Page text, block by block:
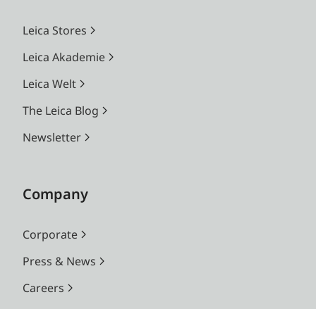
Leica Stores
Leica Akademie
Leica Welt
The Leica Blog
Newsletter
Company
Corporate
Press & News
Careers